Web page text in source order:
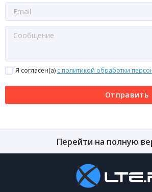
Я согласен(a) с политикой обработки
Отправить
Перейти на полную